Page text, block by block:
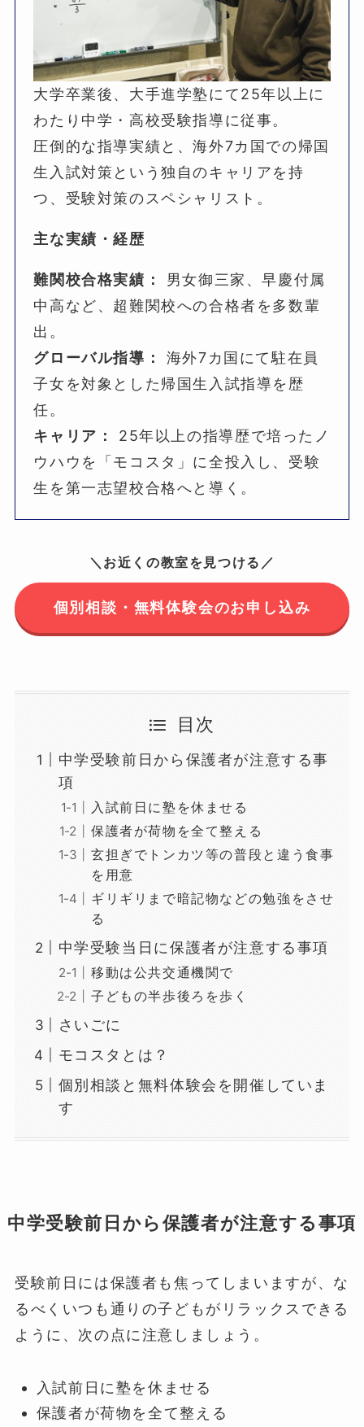
大学卒業後、大手進学塾にて25年以上に
わたり中学・高校受験指導に従事。
圧倒的な指導実績と、海外7カ国での帰国
生入試対策という独自のキャリアを持
つ、受験対策のスペシャリスト。
主な実績・経歴
難関校合格実績：
男女御三家、早慶付属
中高など、超難関校への合格者を多数輩
出。
グローバル指導：
海外7カ国にて駐在員
子女を対象とした帰国生入試指導を歴
任。
キャリア：
25年以上の指導歴で培ったノ
ウハウを「モコスタ」に全投入し、受験
生を第一志望校合格へと導く。
＼お近くの教室を見つける／
個別相談・無料体験会のお申し込み
目次
中学受験前日から保護者が注意する事
項
入試前日に塾を休ませる
保護者が荷物を全て整える
玄担ぎでトンカツ等の普段と違う食事
を用意
ギリギリまで暗記物などの勉強をさせ
る
中学受験当日に保護者が注意する事項
移動は公共交通機関で
子どもの半歩後ろを歩く
さいごに
モコスタとは？
個別相談と無料体験会を開催していま
す
中学受験前日から保護者が注意する事項
受験前日には保護者も焦ってしまいますが、な
るべくいつも通りの子どもがリラックスできる
ように、次の点に注意しましょう。
入試前日に塾を休ませる
保護者が荷物を全て整える